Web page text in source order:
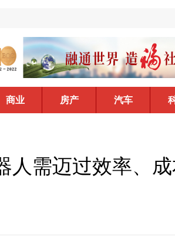
商业 房产 汽车
人需迈过效率、